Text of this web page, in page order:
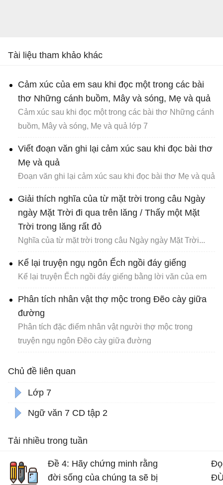
Tài liệu tham khảo khác
Cảm xúc của em sau khi đọc một trong các bài
thơ Những cánh buồm, Mây và sóng, Mẹ và quả
Cảm xúc sau khi đọc một trong các bài thơ Những cánh
buồm, Mây và sóng, Mẹ và quả lớp 7
Viết đoạn văn ghi lại cảm xúc sau khi đọc bài thơ
Mẹ và quả
Đoạn văn ghi lại cảm xúc sau khi đọc bài thơ Mẹ và quả
Giải thích nghĩa của từ mặt trời trong câu Ngày
ngày Mặt Trời đi qua trên lăng / Thấy một Mặt
Trời trong lăng rất đỏ
Nghĩa của từ mặt trời trong câu Ngày ngày Mặt Trời...
Kể lại truyện ngụ ngôn Ếch ngồi đáy giếng
Kể lại truyện Ếch ngồi đáy giếng bằng lời văn của em
Phân tích nhân vật thợ mộc trong Đẽo cày giữa
đường
Phân tích đặc điểm nhân vật người thợ mộc trong
truyện ngụ ngôn Đẽo cày giữa đường
Chủ đề liên quan
Lớp 7
Ngữ văn 7 CD tập 2
Tải nhiều trong tuần
Đề 4: Hãy chứng minh rằng
đời sống của chúng ta sẽ bị